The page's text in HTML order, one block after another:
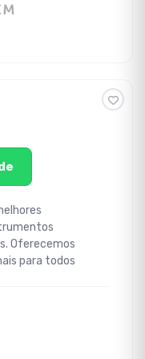
Oferecemos
para todos